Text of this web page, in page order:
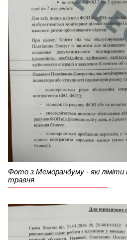
Фото з Меморандуму - які ліміти
травня